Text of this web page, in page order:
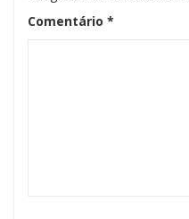
Comentário *